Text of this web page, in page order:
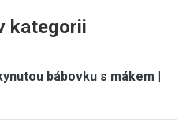
kategorii
bábovku s mákem |